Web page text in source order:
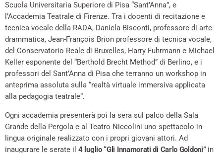
Scuola Universitaria Superiore di Pisa “Sant’Anna”, e
l’Accademia Teatrale di Firenze. Tra i docenti di recitazione e
tecnica vocale della RADA, Daniela Bisconti, professore di arte
drammatica, Jean-François Brion professore di tecnica vocale,
del Conservatorio Reale di Bruxelles, Harry Fuhrmann e Michael
Keller esponente del “Berthold Brecht Method” di Berlino, e i
professori del Sant’Anna di Pisa che terranno un workshop in
anteprima assoluta sulla “realtà virtuale immersiva applicata
alla pedagogia teatrale”.
Ogni accademia presenterà poi la sera sul palco della Sala
Grande della Pergola e al Teatro Niccolini uno spettacolo in
lingua originale realizzato con i propri giovani attori. Ad
inaugurare le serate il 4 luglio “Gli Innamorati di Carlo Goldoni”in